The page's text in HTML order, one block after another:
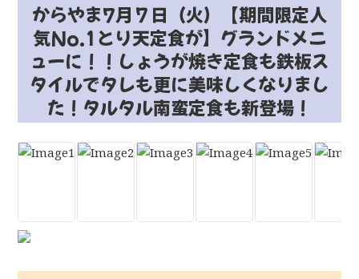
からやま7月７日（火）【期間限定人
気No.1とり天定食が】グランドメニ
ューに！！しょうが焼き定食も鉄板ス
タイルでタレも更に美味しくなりまし
た！タルタル南蛮定食も新登場！